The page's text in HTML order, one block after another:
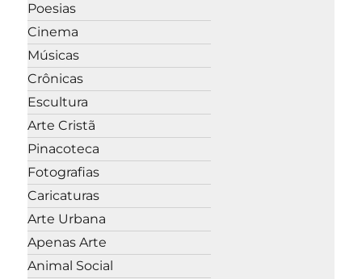
Poesias
Cinema
Músicas
Crônicas
Escultura
Arte Cristã
Pinacoteca
Fotografias
Caricaturas
Arte Urbana
Apenas Arte
Animal Social